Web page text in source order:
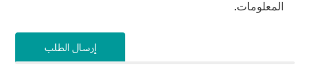
المعلومات.